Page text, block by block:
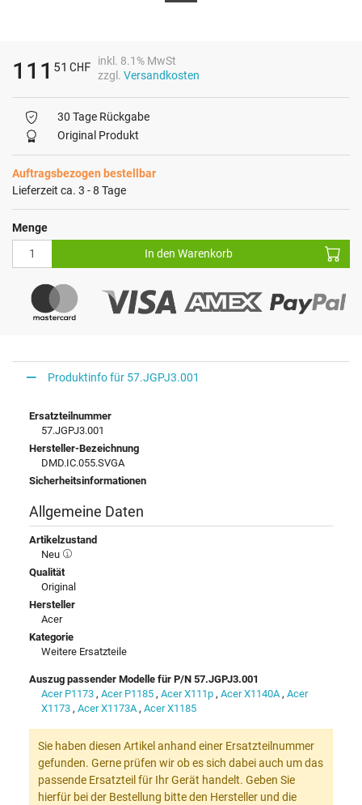
111 51 CHF
inkl. 8.1% MwSt
zzgl. Versandkosten
30 Tage Rückgabe
Original Produkt
Auftragsbezogen bestellbar
Lieferzeit ca. 3 - 8 Tage
Menge
In den Warenkorb
Produktinfo für 57.JGPJ3.001
Ersatzteilnummer
57.JGPJ3.001
Hersteller-Bezeichnung
DMD.IC.055.SVGA
Sicherheitsinformationen
Allgemeine Daten
Artikelzustand
Neu
Qualität
Original
Hersteller
Acer
Kategorie
Weitere Ersatzteile
Auszug passender Modelle für P/N 57.JGPJ3.001
Acer P1173 , Acer P1185 , Acer X111p , Acer X1140A, Acer
X1173 , Acer X1173A, Acer X1185
Sie haben diesen Artikel anhand einer Ersatzteilnummer
gefunden. Gerne prüfen wir ob es sich dabei auch um das
passende Ersatzteil für Ihr Gerät handelt. Geben Sie
hierfür bei der Bestellung bitte den Hersteller und die